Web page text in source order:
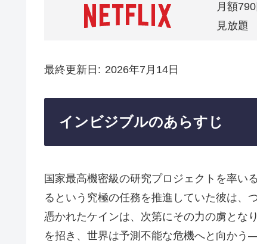
月額790
見放題
最終更新日 2026年7月14日
インビジブルのあらすじ
国家最高機密級の研究プロジェクトを率い
るという究極の任務を推進していた彼は、
憑かれたケインは、次第にその力の虜とな
を招き、世界は予測不能な危機へと向か